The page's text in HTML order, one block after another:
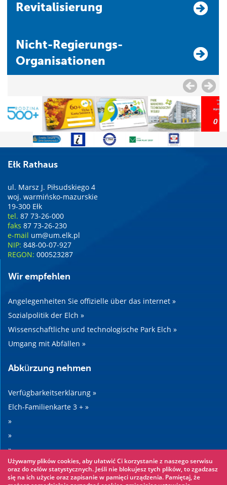
Revitalisierung
Nicht-Regierungs-
Organisationen
Ełk Rathaus
ul. Marsz J. Piłsudskiego 4
woj. warmińsko-mazurskie
19-300 Ełk
tel. 87 73-26-000
faks 87 73-26-230
e-mail um@um.elk.pl
NIP: 848-00-07-927
REGON: 000523287
Wir empfehlen
Angelegenheiten Sie offizielle über das internet »
Sozialpolitik der Elch »
Wissenschaftliche und technologische Park Elch »
Umgang mit Abfällen »
Abkürzung nehmen
Verfügbarkeitserklärung »
Elch-Familienkarte 3 + »
»
»
»
»
Używamy plików cookies, aby ułatwić Ci korzystanie z naszego serwisu
oraz do celów statystycznych. Jeśli nie blokujesz tych plików, to zgadzasz
się na ich użycie oraz zapisanie w pamięci urządzenia. Pamiętaj, że